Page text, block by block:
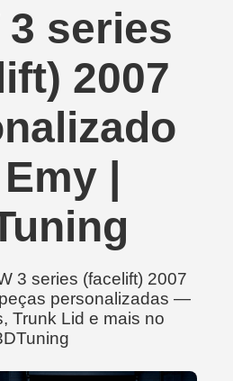
3 series
2007
|
3 series (facelift) 2007
personalizadas —
Trunk Lid e mais no